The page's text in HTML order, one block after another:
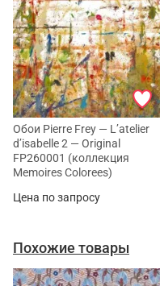
Обои Pierre Frey — L’atelier
d’isabelle 2 — Original
FP260001 (коллекция
Memoires Colorees)
Цена по запросу
Похожие товары